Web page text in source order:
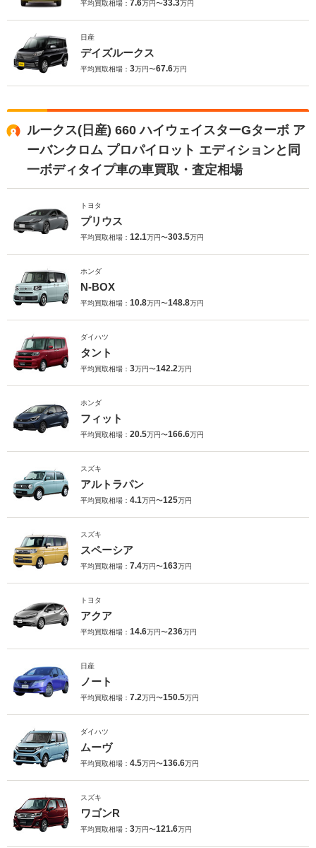
平均買取相場： 7.6万円〜33.3万円
日産
デイズルークス
平均買取相場： 3万円〜67.6万円
ルークス(日産) 660 ハイウェイスターGターボ ア
ーバンクロム プロパイロット エディションと同
一ボディタイプ車の車買取・査定相場
トヨタ
プリウス
平均買取相場： 12.1万円〜303.5万円
ホンダ
N-BOX
平均買取相場： 10.8万円〜148.8万円
ダイハツ
タント
平均買取相場： 3万円〜142.2万円
ホンダ
フィット
平均買取相場： 20.5万円〜166.6万円
スズキ
アルトラパン
平均買取相場： 4.1万円〜125万円
スズキ
スペーシア
平均買取相場： 7.4万円〜163万円
トヨタ
アクア
平均買取相場： 14.6万円〜236万円
日産
ノート
平均買取相場： 7.2万円〜150.5万円
ダイハツ
ムーヴ
平均買取相場： 4.5万円〜136.6万円
スズキ
ワゴンR
平均買取相場： 3万円〜121.6万円